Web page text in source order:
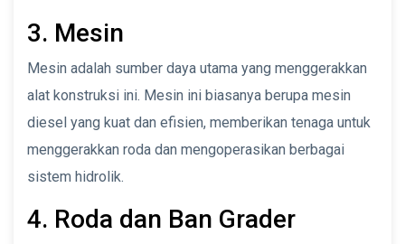
3. Mesin
Mesin adalah sumber daya utama yang menggerakkan
alat konstruksi ini. Mesin ini biasanya berupa mesin
diesel yang kuat dan efisien, memberikan tenaga untuk
menggerakkan roda dan mengoperasikan berbagai
sistem hidrolik.
4. Roda dan Ban Grader